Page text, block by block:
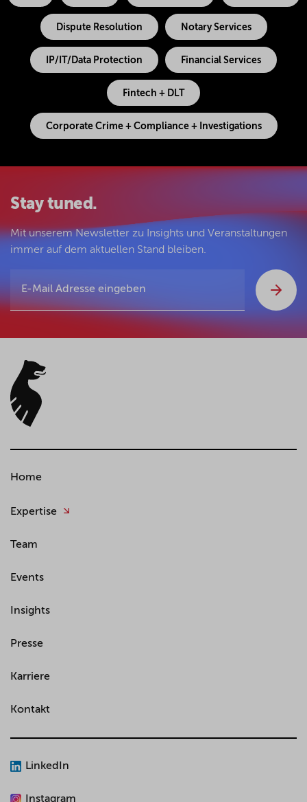
Dispute Resolution Notary Services
IP/IT/Data Protection Financial Services
Fintech + DLT
Corporate Crime + Compliance + Investigations
Stay tuned.
Mit unserem Newsletter zu Insights und Veranstaltungen
immer auf dem aktuellen Stand bleiben.
Home
Expertise
Team
Events
Insights
Presse
Karriere
Kontakt
LinkedIn
Instagram